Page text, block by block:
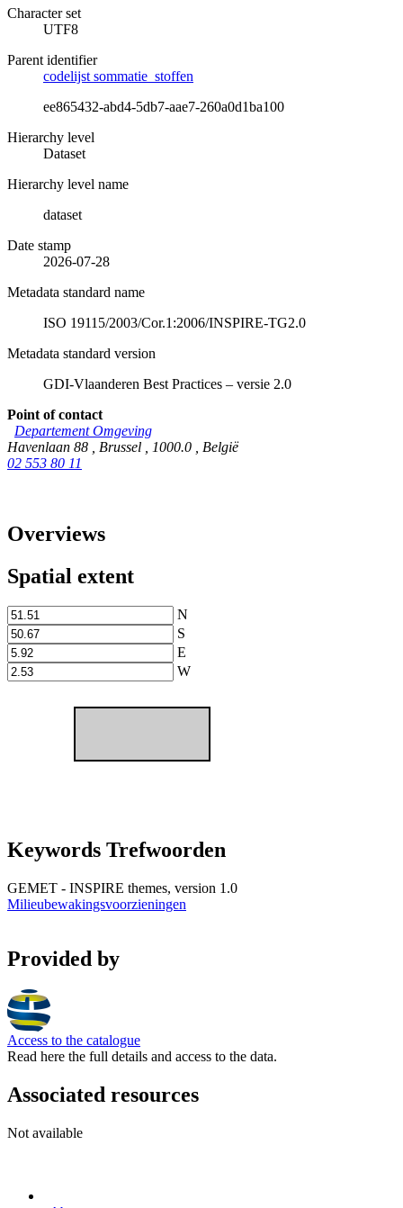
Character set
UTF8
Parent identifier
codelijst sommatie_stoffen
ee865432-abd4-5db7-aae7-260a0d1ba100
Hierarchy level
Dataset
Hierarchy level name
dataset
Date stamp
2026-07-28
Metadata standard name
ISO 19115/2003/Cor.1:2006/INSPIRE-TG2.0
Metadata standard version
GDI-Vlaanderen Best Practices – versie 2.0
Point of contact
Departement Omgeving
Havenlaan 88
Brussel 1000.0
België
02 553 80 11
Overviews
Spatial extent
N
S
E
W
Keywords Trefwoorden
GEMET - INSPIRE themes, version 1.0
Milieubewakingsvoorzieningen
Provided by
Access to the catalogue
Read here the full details and access to the data.
Associated resources
Not available